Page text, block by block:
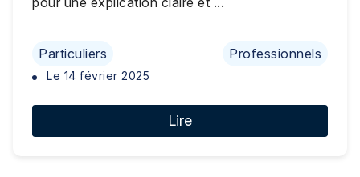
Particuliers Professionnels
Le 14 février 2025
Lire